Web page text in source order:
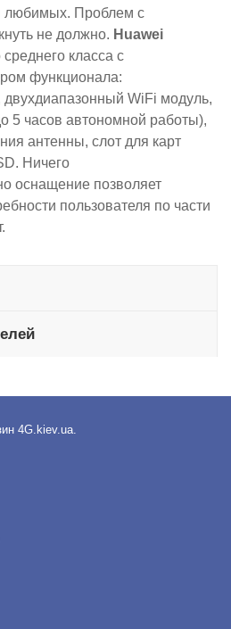
любимых. Проблем с
не должно. Huawei
среднего класса с
функционала:
WiFi модуль,
5 часов автономной работы),
антенны, слот для карт
Ничего
оснащение позволяет
пользователя по части
4G.kiev.ua.